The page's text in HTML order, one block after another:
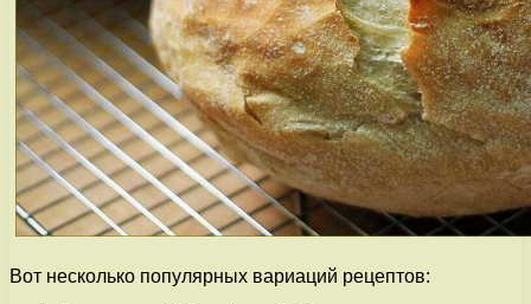
Вот несколько популярных вариаций рецептов: